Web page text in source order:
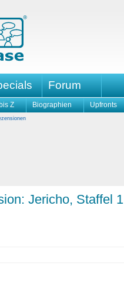
Forum
Z Biographien Upfronts
Jericho, Staffel 1